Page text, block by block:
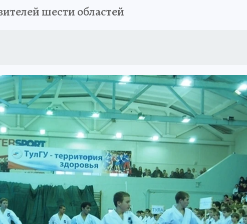
шести областей